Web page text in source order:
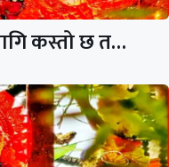
कस्तो छ त…